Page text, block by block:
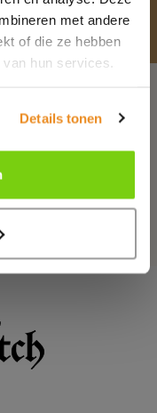
met andere
of die ze hebben
hun services.
Details tonen
prijs